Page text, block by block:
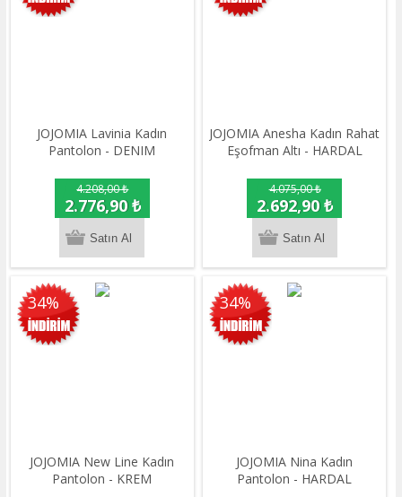
JOJOMIA Lavinia Kadın
Pantolon - DENIM
4.208,00 ₺
2.776,90 ₺
JOJOMIA Anesha Kadın Rahat
Eşofman Altı - HARDAL
4.075,00 ₺
2.692,90 ₺
34%
JOJOMIA New Line Kadın
Pantolon - KREM
34%
JOJOMIA Nina Kadın
Pantolon - HARDAL